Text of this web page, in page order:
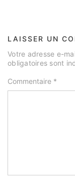
LAISSER UN
Votre adresse e-
obligatoires sont
Commentaire *